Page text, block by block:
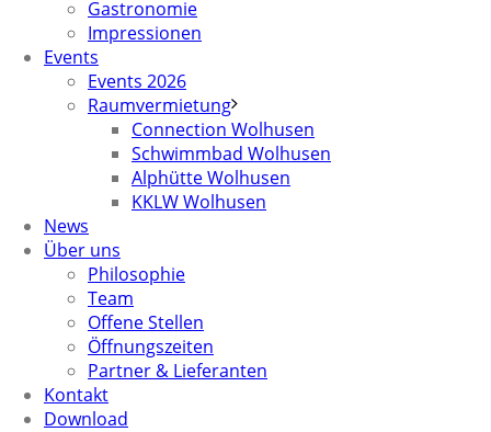
Gastronomie
Impressionen
Events
Events 2026
Raumvermietung
Connection Wolhusen
Schwimmbad Wolhusen
Alphütte Wolhusen
KKLW Wolhusen
News
Über uns
Philosophie
Team
Offene Stellen
Öffnungszeiten
Partner & Lieferanten
Kontakt
Download